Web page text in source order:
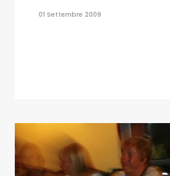
01 Settembre 2009